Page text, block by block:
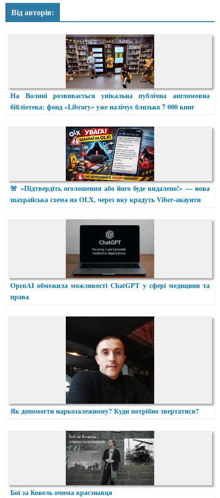
Від авторів:
На Волині розвивається унікальна публічна англомовна
бібліотека: фонд «Library» уже налічує близько 7 000 книг
🚨 «Підтвердіть оголошення або його буде видалено!» — нова
шахрайська схема на OLX, через яку крадуть Viber-акаунти
OpenAI обмежила можливості ChatGPT у сфері медицини та
права
Як допомогти наркозалежному? Куди потрібно звертатися?
Бої за Ковель очима краєзнавця